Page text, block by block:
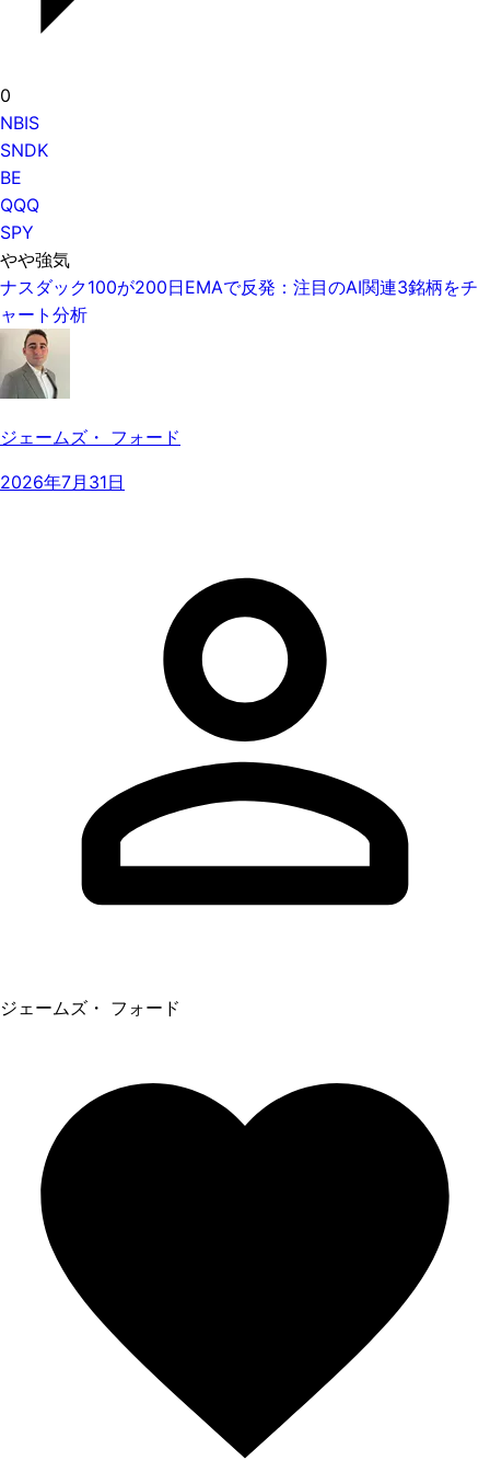
0
NBIS
SNDK
BE
QQQ
SPY
やや強気
ナスダック100が200日EMAで反発：注目のAI関連3銘柄をチ
ャート分析
ジェームズ・ フォード
2026年7月31日
ジェームズ・ フォード